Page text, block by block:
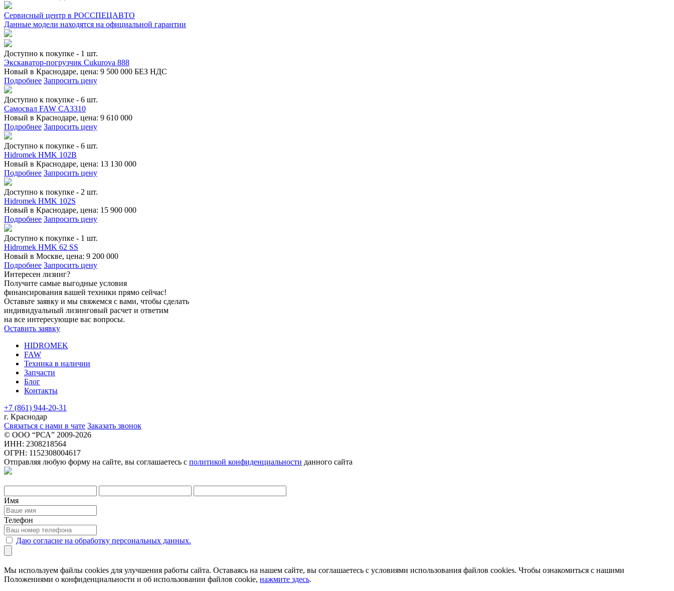
Сервисный центр в РОССПЕЦАВТО
Данные модели находятся на официальной гарантии
Доступно к покупке - 1 шт.
Экскаватор-погрузчик Cukurova 888
Новый в Краснодаре, цена: 9 500 000 БЕЗ НДС
Подробнее Запросить цену
Доступно к покупке - 6 шт.
Самосвал FAW CA3310
Новый в Краснодаре, цена: 9 610 000
Подробнее Запросить цену
Доступно к покупке - 6 шт.
Hidromek HMK 102B
Новый в Краснодаре, цена: 13 130 000
Подробнее Запросить цену
Доступно к покупке - 2 шт.
Hidromek HMK 102S
Новый в Краснодаре, цена: 15 900 000
Подробнее Запросить цену
Доступно к покупке - 1 шт.
Hidromek HMK 62 SS
Новый в Москве, цена: 9 200 000
Подробнее Запросить цену
Интересен лизинг?
Получите самые выгодные условия
финансирования вашей техники прямо сейчас!
Оставьте заявку и мы свяжемся с вами, чтобы сделать
индивидуальный лизинговый расчет и ответим
на все интересующие вас вопросы.
Оставить заявку
HIDROMEK
FAW
Техника в наличии
Запчасти
Блог
Контакты
+7 (861) 944-20-31
г. Краснодар
Связаться с нами в чате Заказать звонок
© ООО “РСА” 2009-2026
ИНН: 2308218564
ОГРН: 1152308004617
Отправляя любую форму на сайте, вы соглашаетесь с политикой конфиденциальности данного сайта
Имя
Телефон
Даю согласие на обработку персональных данных.
Мы используем файлы cookies для улучшения работы сайта. Оставаясь на нашем сайте, вы соглашаетесь с условиями использования файлов cookies. Чтобы ознакомиться с нашими
Положениями о конфиденциальности и об использовании файлов cookie, нажмите здесь.